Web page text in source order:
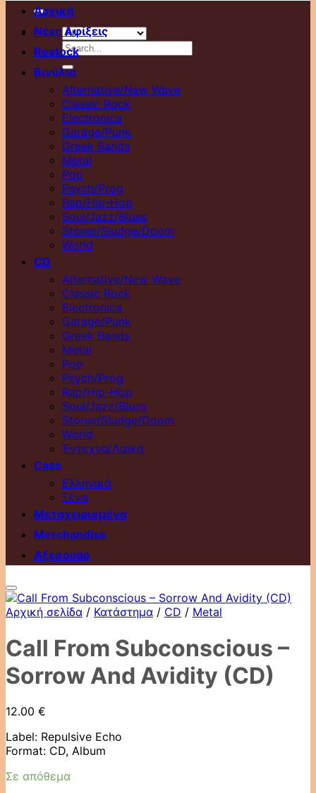
για:
Αναζήτηση
για:
Αρχική
Νέες Αφίξεις
Restock
Βινύλια
Alternative/New Wave
Classic Rock
Electronica
Garage/Punk
Greek Bands
Metal
Pop
Psych/Prog
Rap/Hip-Hop
Soul/Jazz/Blues
Stoner/Sludge/Doom
World
CD
Alternative/New Wave
Classic Rock
Electronica
Garage/Punk
Greek Bands
Metal
Pop
Psych/Prog
Rap/Hip-Hop
Soul/Jazz/Blues
Stoner/Sludge/Doom
World
Έντεχνα/Λαϊκά
Cass
Ελληνικά
Ξένα
Μεταχειρισμένα
Merchandise
Αξεσουάρ
Αρχική σελίδα / Κατάστημα / CD / Metal
Call From Subconscious –
Sorrow And Avidity (CD)
12.00 €
Label: Repulsive Echo
Format: CD, Album
Σε απόθεμα